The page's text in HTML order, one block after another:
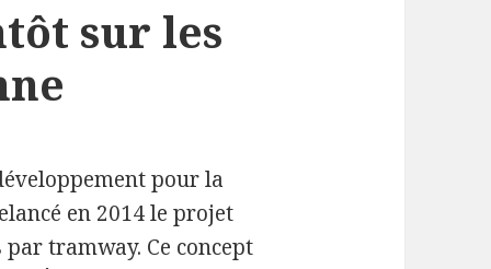
sur les
pour la
en 2014 le projet
tramway. Ce concept